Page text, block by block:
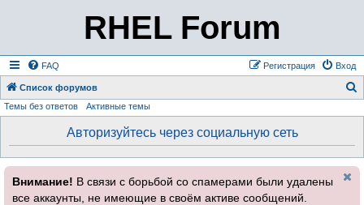
RHEL Forum
FAQ Вход
Регистрация
Список форумов
Темы без ответов Активные темы
Авторизуйтесь через социальную сеть
Внимание! В связи с борьбой со спамерами были удалены
все аккаунты, не имеющие в своём активе сообщений.